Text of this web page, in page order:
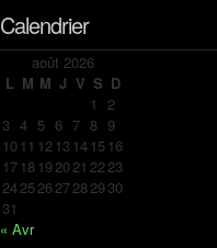
Calendrier
août 2026
L M M J V S D
1 2
3 4 5 6 7 8 9
10 11 12 13 14 15 16
17 18 192021 2223
24252627282930
31
« Avr